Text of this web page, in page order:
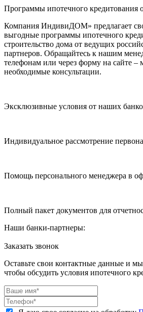
Программы ипотечного кредитования
Компания ИндивиДОМ» предлагает
выгодные программы ипотечного
строительство дома от ведущих
партнеров. Обращайтесь к нашим
телефонам или через форму на сайте –
необходимые консультации.
Эксклюзивные условия от наших
Индивидуальное рассмотрение
Помощь персонального менеджера в
Полный пакет документов для
Наши банки-партнеры:
Заказать звонок
Оставьте свои контактные данные и
чтобы обсудить условия ипотечного